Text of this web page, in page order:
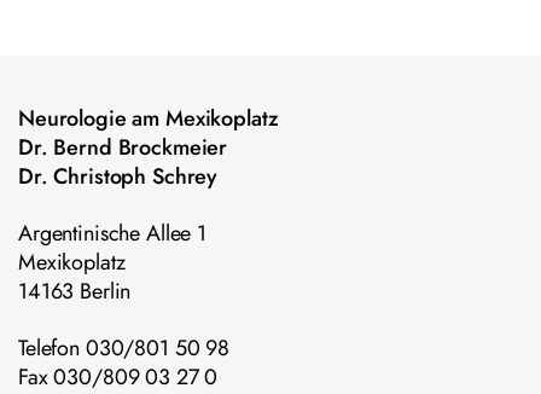
Neurologie am Mexikoplatz
Dr. Bernd Brockmeier
Dr. Christoph Schrey
Argentinische Allee 1
Mexikoplatz
14163 Berlin
Telefon 030/801 50 98
Fax 030/809 03 27 0